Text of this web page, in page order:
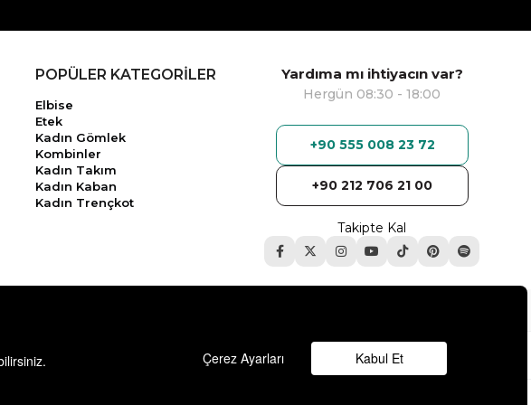
POPÜLER KATEGORİLER
Elbise
Etek
Kadın Gömlek
Kombinler
Kadın Takım
Kadın Kaban
Kadın Trençkot
Yardıma mı ihtiyacın var?
Hergün 08:30 - 18:00
+90 555 008 23 72
+90 212 706 21 00
Takipte Kal